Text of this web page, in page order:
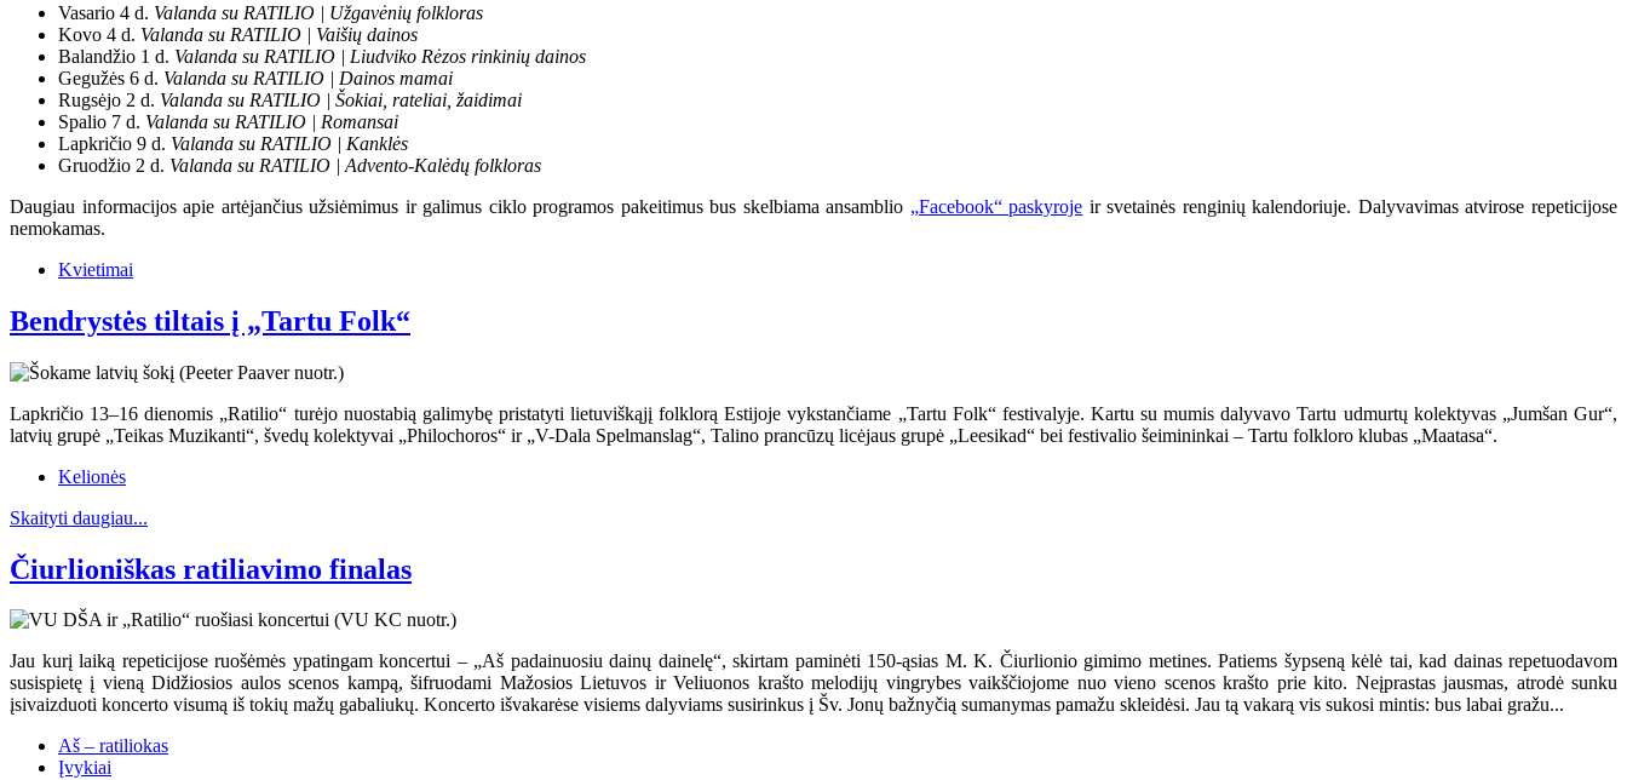
Vasario 4 d. Valanda su RATILIO | Užgavėnių folkloras
Kovo 4 d. Valanda su RATILIO | Vaišių dainos
Balandžio 1 d. Valanda su RATILIO | Liudviko Rėzos rinkinių dainos
Gegužės 6 d. Valanda su RATILIO | Dainos mamai
Rugsėjo 2 d. Valanda su RATILIO | Šokiai, rateliai, žaidimai
Spalio 7 d. Valanda su RATILIO | Romansai
Lapkričio 9 d. Valanda su RATILIO | Kanklės
Gruodžio 2 d. Valanda su RATILIO | Advento-Kalėdų folkloras
Daugiau informacijos apie artėjančius užsiėmimus ir galimus ciklo programos pakeitimus bus skelbiama ansamblio „Facebook“ paskyroje ir svetainės renginių kalendoriuje. Dalyvavimas atvirose repeticijose
nemokamas.
Kvietimai
Bendrystės tiltais į „Tartu Folk“
Lapkričio 13–16 dienomis „Ratilio“ turėjo nuostabią galimybę pristatyti lietuviškąjį folklorą Estijoje vykstančiame „Tartu Folk“ festivalyje. Kartu su mumis dalyvavo Tartu udmurtų kolektyvas „Jumšan Gur“,
latvių grupė „Teikas Muzikanti“, švedų kolektyvai „Philochoros“ ir „V-Dala Spelmanslag“, Talino prancūzų licėjaus grupė „Leesikad“ bei festivalio šeimininkai – Tartu folkloro klubas „Maatasa“.
Kelionės
Skaityti daugiau...
Čiurlioniškas ratiliavimo finalas
Jau kurį laiką repeticijose ruošėmės ypatingam koncertui – „Aš padainuosiu dainų dainelę“, skirtam paminėti 150-ąsias M. K. Čiurlionio gimimo metines. Patiems šypseną kėlė tai, kad dainas repetuodavom
susispietę į vieną Didžiosios aulos scenos kampą, šifruodami Mažosios Lietuvos ir Veliuonos krašto melodijų vingrybes vaikščiojome nuo vieno scenos krašto prie kito. Neįprastas jausmas, atrodė sunku
įsivaizduoti koncerto visumą iš tokių mažų gabaliukų. Koncerto išvakarėse visiems dalyviams susirinkus į Šv. Jonų bažnyčią sumanymas pamažu skleidėsi. Jau tą vakarą vis sukosi mintis: bus labai gražu...
Aš – ratiliokas
Įvykiai